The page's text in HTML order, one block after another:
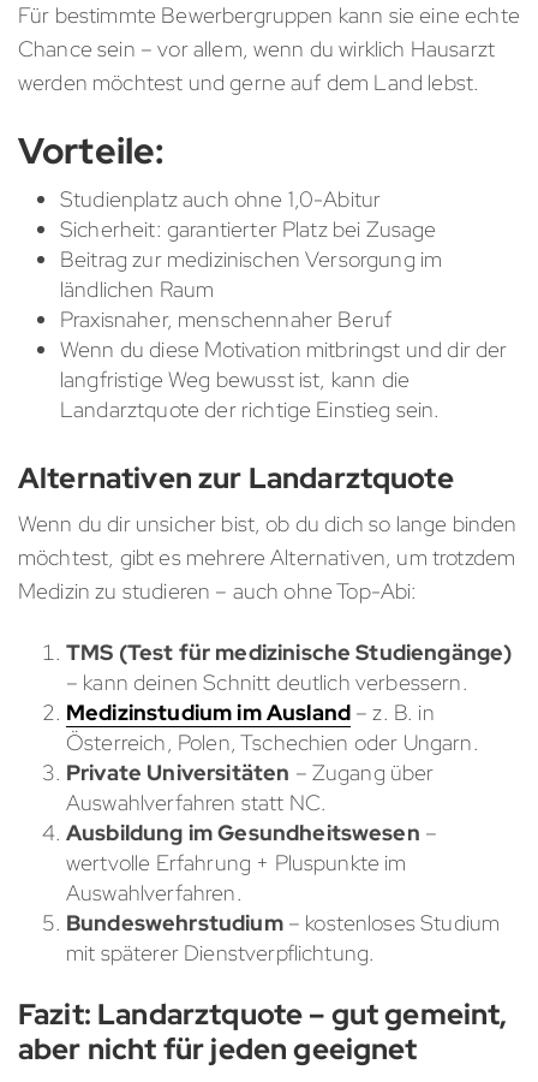
Für bestimmte Bewerbergruppen kann sie eine echte
Chance sein – vor allem, wenn du wirklich Hausarzt
werden möchtest und gerne auf dem Land lebst.
Vorteile:
Studienplatz auch ohne 1,0-Abitur
Sicherheit: garantierter Platz bei Zusage
Beitrag zur medizinischen Versorgung im
ländlichen Raum
Praxisnaher, menschennaher Beruf
Wenn du diese Motivation mitbringst und dir der
langfristige Weg bewusst ist, kann die
Landarztquote der richtige Einstieg sein.
Alternativen zur Landarztquote
Wenn du dir unsicher bist, ob du dich so lange binden
möchtest, gibt es mehrere Alternativen, um trotzdem
Medizin zu studieren – auch ohne Top-Abi:
TMS (Test für medizinische Studiengänge)
– kann deinen Schnitt deutlich verbessern.
Medizinstudium im Ausland – z. B. in
Österreich, Polen, Tschechien oder Ungarn.
Private Universitäten – Zugang über
Auswahlverfahren statt NC.
Ausbildung im Gesundheitswesen –
wertvolle Erfahrung + Pluspunkte im
Auswahlverfahren.
Bundeswehrstudium– kostenloses Studium
mit späterer Dienstverpflichtung.
Fazit: Landarztquote – gut gemeint,
aber nicht für jeden geeignet